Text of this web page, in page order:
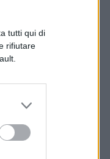
tutti qui di
rifiutare